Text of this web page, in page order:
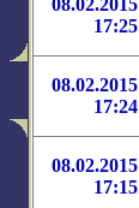
08.02.2015
17:25
08.02.2015
17:24
08.02.2015
17:15